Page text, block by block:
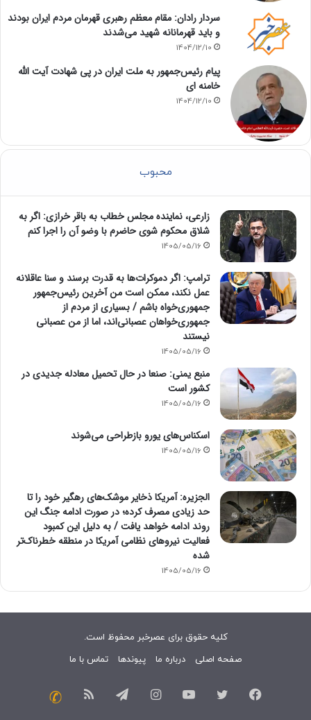
سردار رادان: مقام معظم رهبری قهرمان مردم ایران بودند
و باید قهرمانانه شهید می‌شدند
1404/12/10
پیام رئیس‌جمهور به ملت ایران در پی شهادت آیت الله
خامنه ای
1404/12/10
محبوب
زارعی، نماینده مجلس خطاب به باقر خرازی: اگر به
شلاق محکوم شوی حاضرم با وضو آن را اجرا کنم
1405/05/16
ترامپ: اگر دموکرات‌ها به قدرت برسند و سنا عاقلانه
عمل نکند، ممکن است من آخرین رئیس‌جمهور
جمهوری‌خواه باشم / بسیاری از مردم از
جمهوری‌خواهان عصبانی‌اند، اما از من عصبانی
نیستند
1405/05/16
منبع یمنی: صنعا در حال تحمیل معادله جدیدی در
کشور است
1405/05/16
اسکناس‌های یورو بازطراحی می‌شوند
1405/05/16
الجزیره: آمریکا ذخایر موشک‌های رهگیر خود را تا
حد زیادی مصرف کرده؛ در صورت ادامه جنگ این
روند ادامه خواهد یافت / به دلیل این کمبود
فعالیت نیرو‌های نظامی آمریکا در منطقه خطرناک‌تر
شده
1405/05/16
کلیه حقوق برای عصرخبر محفوظ است.
صفحه اصلی
درباره ما پیوندها تماس با ما
فیسبوک توییتر یوتیوب اینستاگرامتلگرام خوراک